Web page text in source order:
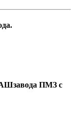
ПМЗ с